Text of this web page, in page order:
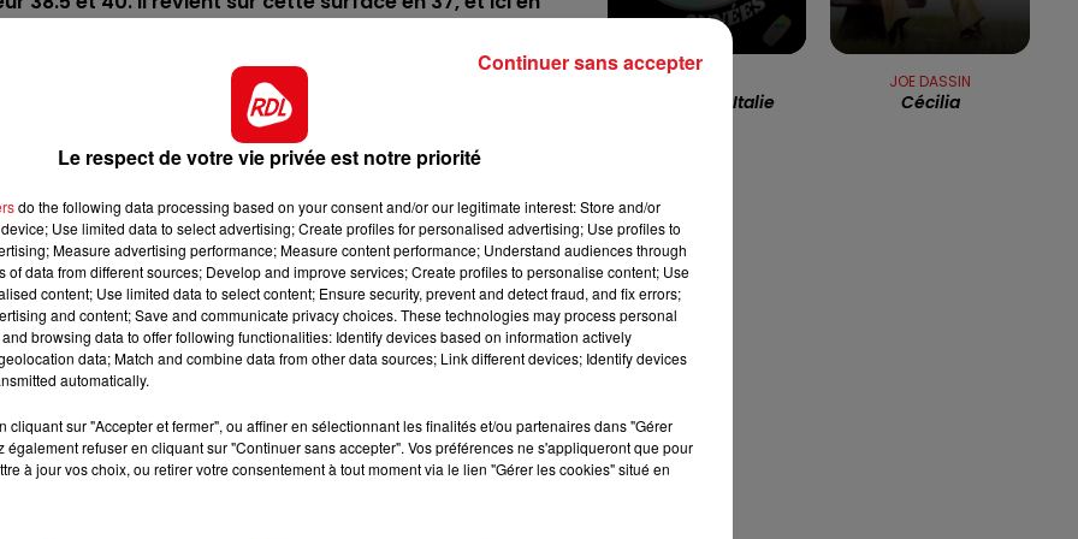
12h00 - 13h00 13h00 - 16h00
LES APRÈS-MIDI QUI CHANTENT
idéal pour s'imposer.
maniére derriére Twilight, pour son premier quinté. A
quelques places à belle cote.
il aura donc de la fraîcheur avec lui en cette fin de
PSF, il peut frapper un grand coup.
n'est jamais sorti des 5 premiers. Il monte en région
des ambitions.
à l'arrivée, il portera du poids mais à les moyens de
une place.
quintés. Elle a tiré un numéro peu enviable dans les
il peut faire faire l'arrivée.
la premiére fois, et au vu de sa dernière fin de course
accommoder.
Voyage En Italie
JOE DASSIN
Cécilia
Le respect de votre vie privée est notre priorité
do the following data processing based on your consent and/or our legitimate interest: Store and/or
Use limited data to select advertising; Create profiles for personalised advertising; Use profiles to
Measure advertising performance; Measure content performance; Understand audiences through
of data from different sources; Develop and improve services; Create profiles to personalise content; Use
content; Use limited data to select content; Ensure security, prevent and detect fraud, and fix errors;
and content; Save and communicate privacy choices. These technologies may process personal
browsing data to offer following functionalities: Identify devices based on information actively
data; Match and combine data from other data sources; Link different devices; Identify devices
automatically.
cliquant sur "Accepter et fermer", ou affiner en sélectionnant les finalités et/ou partenaires dans "Gérer
également refuser en cliquant sur "Continuer sans accepter". Vos préférences ne s'appliqueront que pour
à jour vos choix, ou retirer votre consentement à tout moment via le lien "Gérer les cookies" situé en
Continuer sans accepter